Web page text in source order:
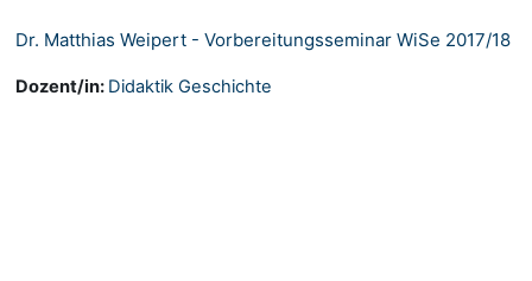
Dr. Matthias Weipert - Vorbereitungsseminar WiSe 2017/18
Dozent/in: Didaktik Geschichte